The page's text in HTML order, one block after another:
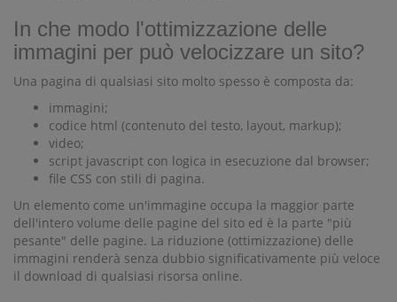
In che modo l'ottimizzazione delle
immagini per può velocizzare un sito?
Una pagina di qualsiasi sito molto spesso è composta da:
immagini;
codice html (contenuto del testo, layout, markup);
video;
script javascript con logica in esecuzione dal browser;
file CSS con stili di pagina.
Un elemento come un'immagine occupa la maggior parte
dell'intero volume delle pagine del sito ed è la parte "più
pesante" delle pagine. La riduzione (ottimizzazione) delle
immagini renderà senza dubbio significativamente più veloce
il download di qualsiasi risorsa online.